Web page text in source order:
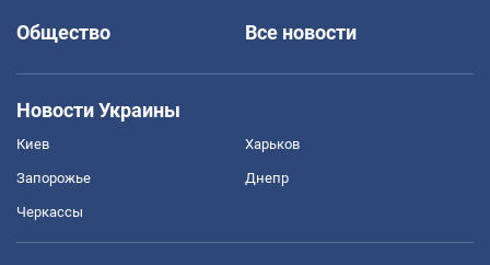
Общество
Все новости
Новости Украины
Киев Харьков
Запорожье Днепр
Черкассы